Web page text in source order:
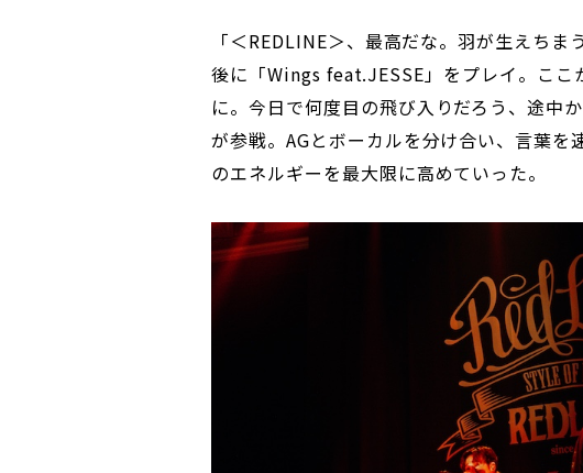
「＜REDLINE＞、最高だな。羽が生えち
後に「Wings feat.JESSE」をプレイ。ここ
に。今日で何度目の飛び入りだろう、途中
が参戦。AGとボーカルを分け合い、言葉を
のエネルギーを最大限に高めていった。